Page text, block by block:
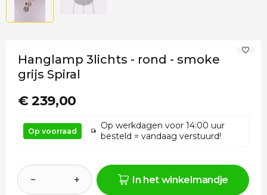
Hanglamp 3lichts - rond - smoke
grijs Spiral
€ 239,00
Op voorraad
Op werkdagen voor 14:00 uur
besteld = vandaag verstuurd!
− + In het winkelmandje